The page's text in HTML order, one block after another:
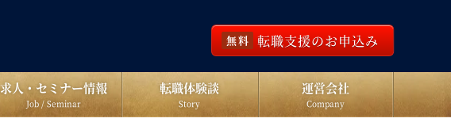
無料 転職支援のお申込み
求人・セミナー情報
Job / Seminar
転職体験談
Story
運営会社
Company